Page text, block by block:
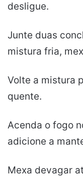
desligue.
Junte duas
mistura fria,
Volte a mistura
quente.
Acenda o fogo
adicione a
Mexa devagar